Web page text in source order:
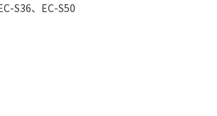
S36、EC-S50